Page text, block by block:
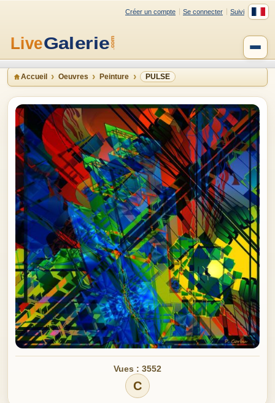
Créer un compte Se connecter Suivi
Accueil Oeuvres Peinture PULSE
Vues : 3552
C